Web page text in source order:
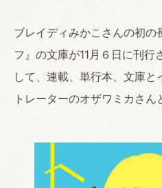
ブレイディみかこさんの初の
フ』の文庫が11月６日に刊行
して、連載、単行本、文庫
トレーターのオザワミカさん